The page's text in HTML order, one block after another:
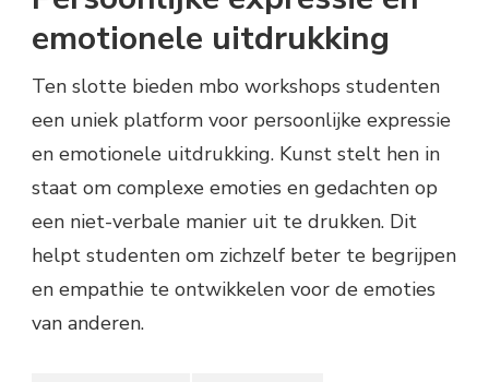
emotionele uitdrukking
Ten slotte bieden mbo workshops studenten
een uniek platform voor persoonlijke expressie
en emotionele uitdrukking. Kunst stelt hen in
staat om complexe emoties en gedachten op
een niet-verbale manier uit te drukken. Dit
helpt studenten om zichzelf beter te begrijpen
en empathie te ontwikkelen voor de emoties
van anderen.